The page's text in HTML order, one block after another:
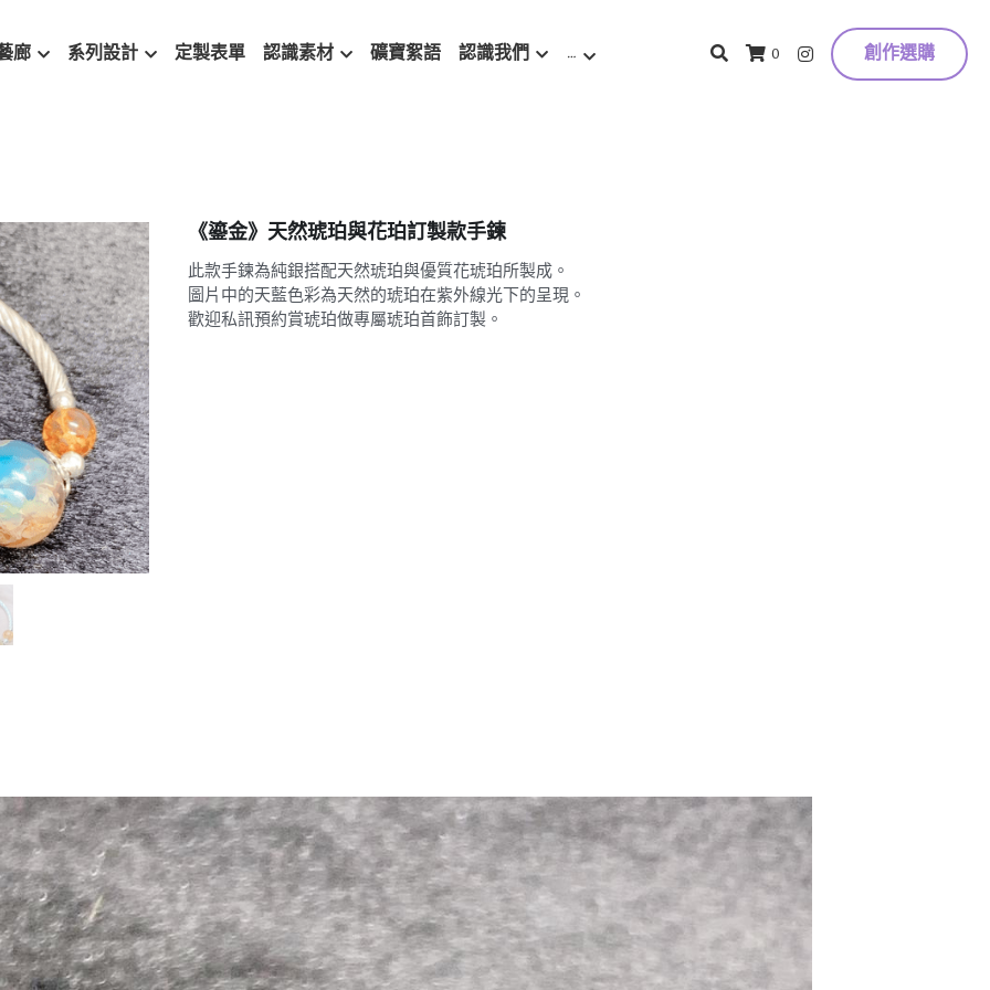
廊 系列設計 定製表單 認識素材 礦寶絮語 認識我們 … 0 創作選購
《鎏金》天然琥珀與花珀訂製款手鍊
此款手鍊為純銀搭配天然琥珀與優質花琥珀所製成。
圖片中的天藍色彩為天然的琥珀在紫外線光下的呈現。
歡迎私訊預約賞琥珀做專屬琥珀首飾訂製。